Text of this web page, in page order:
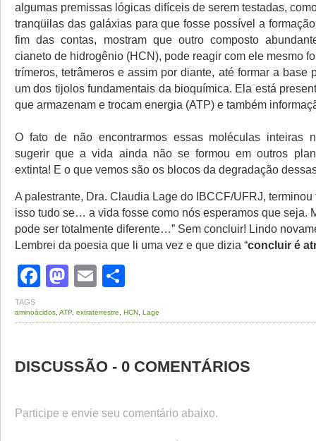
algumas premissas lógicas difíceis de serem testadas,
tranqüilas das galáxias para que fosse possível a
fim das contas, mostram que outro composto
cianeto de hidrogênio (HCN), pode reagir com ele mesmo
trímeros, tetrâmeros e assim por diante, até formar a base
um dos tijolos fundamentais da bioquímica. Ela está
que armazenam e trocam energia (ATP) e também
O fato de não encontrarmos essas moléculas inteiras
sugerir que a vida ainda não se formou em outros
extinta! E o que vemos são os blocos da degradação
A palestrante, Dra. Claudia Lage do IBCCF/UFRJ,
isso tudo se… a vida fosse como nós esperamos que seja.
pode ser totalmente diferente…” Sem concluir! Lindo
Lembrei da poesia que li uma vez e que dizia “concluir é
Facebook
Mastodon
Email
TAGS
aminoácidos ATP extraterrestre HCN Lage
DISCUSSÃO - 0 COMENTÁRIOS
Participe e envie seu comentário abaixo.